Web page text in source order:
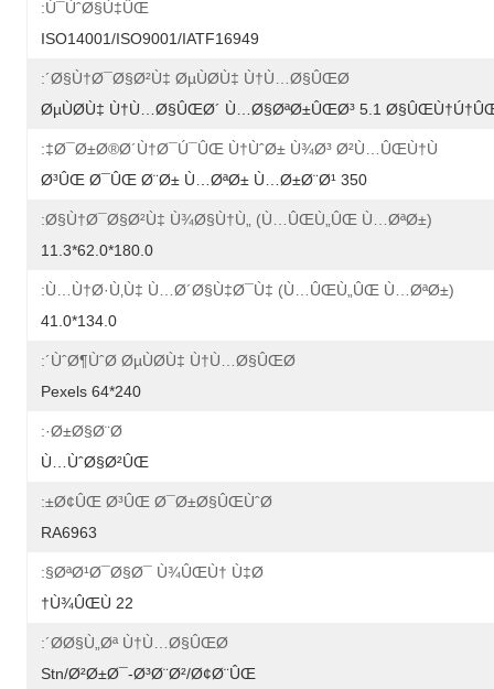
Ú¯ÙˆØ§Ù‡ÛŒ:
ISO14001/ISO9001/IATF16949
Ø§Ù†Ø¯Ø§Ø²Ù‡ ØµÙØ­Ù‡ Ù†Ù…Ø§ÛŒØ´:
ØµÙØ­Ù‡ Ù†Ù…Ø§ÛŒØ´ Ù…Ø§ØªØ±ÛŒØ³ 5.1
Ø¯Ø±Ø®Ø´Ù†Ø¯Ú¯ÛŒ Ù†ÙˆØ± Ù¾Ø³ Ø²Ù…ÛŒÙ†Ù‡:
350 Ø³ÛŒ Ø¯ÛŒ Ø¨Ø± Ù…ØªØ± Ù…Ø±Ø¨Ø¹
Ø§Ù†Ø¯Ø§Ø²Ù‡ Ù¾Ø§Ù†Ù„ (Ù…ÛŒÙ„ÛŒ Ù…ØªØ±):
180.0*62.0*11.3
Ù…Ù†Ø·Ù‚Ù‡ Ù…Ø´Ø§Ù‡Ø¯Ù‡ (Ù…ÛŒÙ„ÛŒ Ù…ØªØ±):
134.0*41.0
ÙˆØ¶ÙˆØ­ ØµÙØ­Ù‡ Ù†Ù…Ø§ÛŒØ´:
240*64 Pexels
Ø±Ø§Ø¨Ø·:
Ù…ÙˆØ§Ø²ÛŒ
Ø¢ÛŒ Ø³ÛŒ Ø¯Ø±Ø§ÛŒÙˆØ±:
RA6963
ØªØ¹Ø¯Ø§Ø¯ Ù¾ÛŒÙ† Ù‡Ø§:
22 Ù¾ÛŒÙ†
Ø­Ø§Ù„Øª Ù†Ù…Ø§ÛŒØ´:
Stn/Ø²Ø±Ø¯-Ø³Ø¨Ø²/Ø¢Ø¨ÛŒ